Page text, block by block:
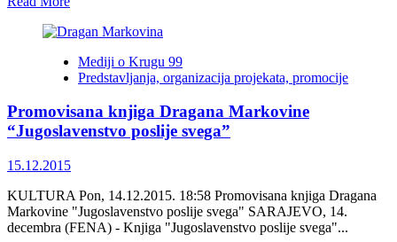
about
na
predstavljanje
knjige
autorice
Lade
Sadiković
Mediji o Krugu 99
Predstavljanja, organizacija projekata, promocije
Promovisana knjiga Dragana Markovine
“Jugoslavenstvo poslije svega”
15.12.2015
KULTURA Pon, 14.12.2015. 18:58 Promovisana knjiga Dragana
Markovine "Jugoslavenstvo poslije svega" SARAJEVO, 14.
decembra (FENA) - Knjiga "Jugoslavenstvo poslije svega"...